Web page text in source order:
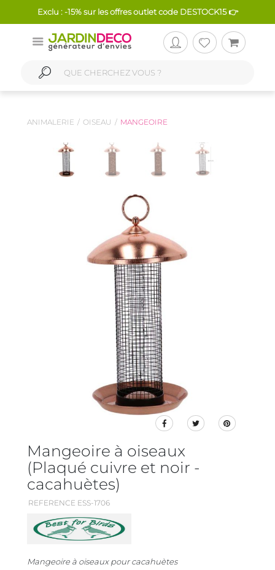
Exclu : -15% sur les offres outlet code DESTOCK15 👉
ANIMALERIE OISEAU MANGEOIRE
Mangeoire à oiseaux
(Plaqué cuivre et noir -
cacahuètes)
REFERENCE ESS-1706
Mangeoire à oiseaux pour cacahuètes